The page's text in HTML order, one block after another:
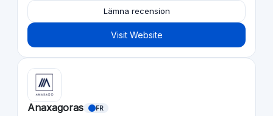
Lämna recension
Visit Website
Anaxagoras FR